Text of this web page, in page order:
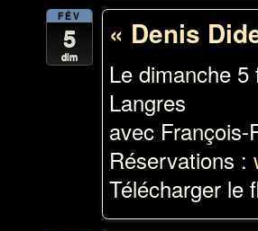
FÉV
5
dim
« Denis
Le dimanche
Langres
avec
Réservations :
Télécharger le